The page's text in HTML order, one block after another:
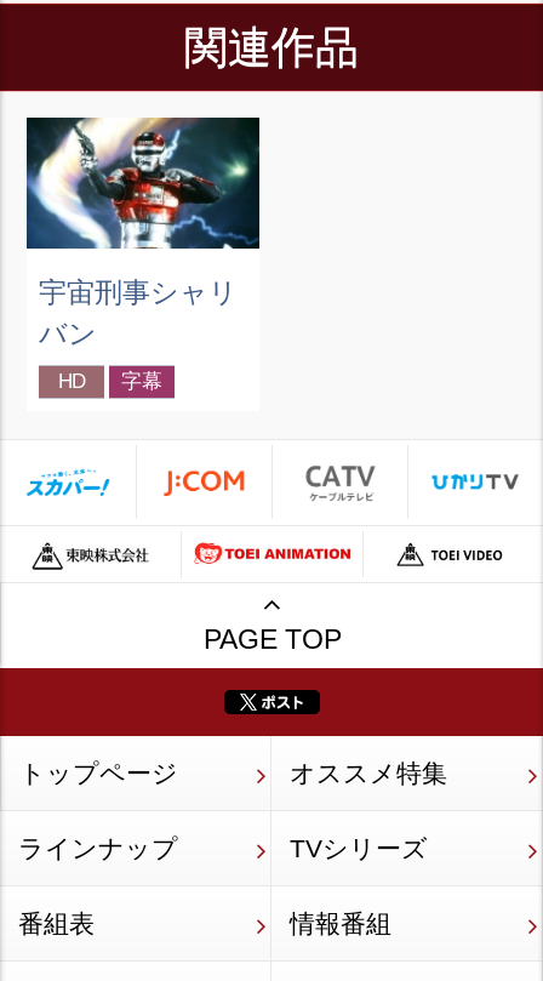
関連作品
宇宙刑事シャリ
バン
HD 字幕
PAGE TOP
トップページ オススメ特集
ラインナップ TVシリーズ
番組表 情報番組